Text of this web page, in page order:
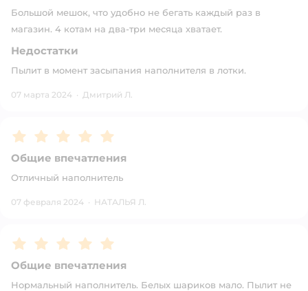
Большой мешок, что удобно не бегать каждый раз в
магазин. 4 котам на два-три месяца хватает.
Недостатки
Пылит в момент засыпания наполнителя в лотки.
07 марта 2024 · Дмитрий Л.
Рейтинг:5
Общие впечатления
Отличный наполнитель
07 февраля 2024 · НАТАЛЬЯ Л.
Рейтинг:5
Общие впечатления
Нормальный наполнитель. Белых шариков мало. Пылит не